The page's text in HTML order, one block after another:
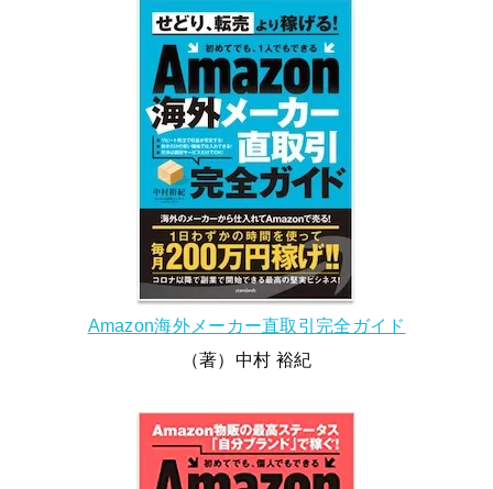
Amazon海外メーカー直取引完全ガイド
（著）中村 裕紀